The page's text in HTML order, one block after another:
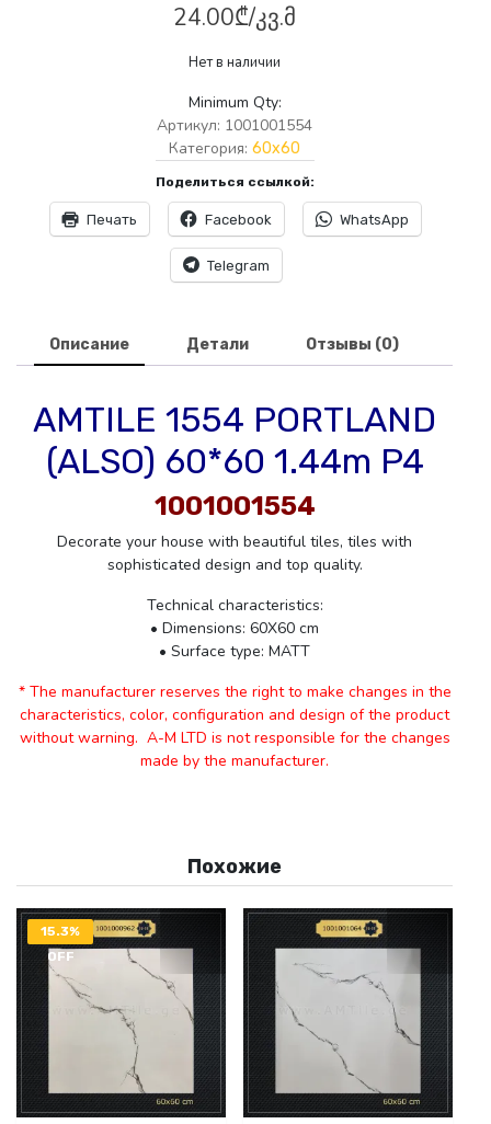
24.00₾/კვ.მ
Нет в наличии
Minimum Qty:
Артикул: 1001001554
Категория: 60x60
Поделиться ссылкой:
Печать Facebook WhatsApp
Telegram
Описание Детали Отзывы (0)
AMTILE 1554 PORTLAND
(ALSO) 60*60 1.44m P4
1001001554
Decorate your house with beautiful tiles, tiles with
sophisticated design and top quality.
Technical characteristics:
• Dimensions: 60X60 cm
• Surface type: MATT
* The manufacturer reserves the right to make changes in the
characteristics, color, configuration and design of the product
without warning. A-M LTD is not responsible for the changes
made by the manufacturer.
Похожие
15.3%
OFF